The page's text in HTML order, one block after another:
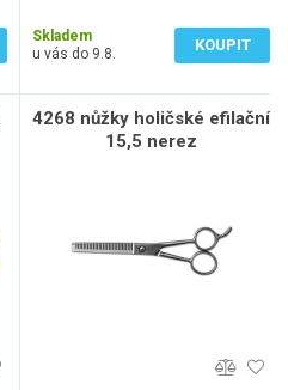
Skladem
u vás do 9.8.
KOUPIT
4268 nůžky holičské efilační
15,5 nerez